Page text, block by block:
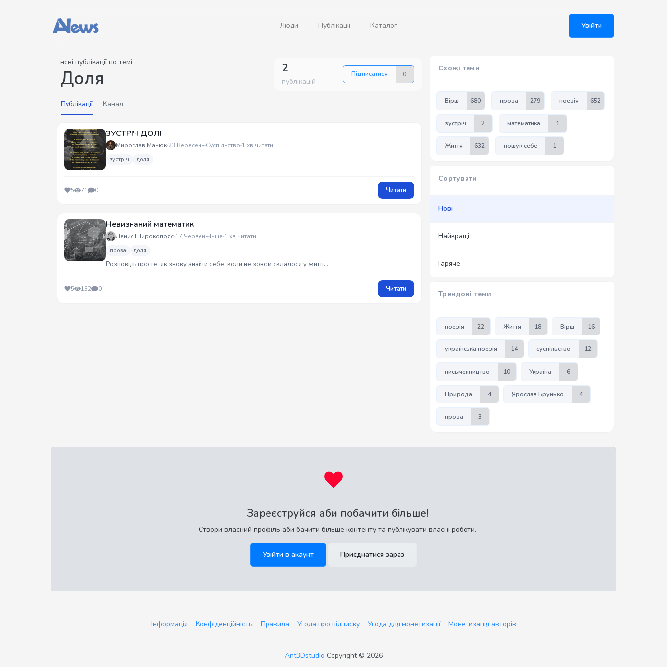
Люди Публікації Каталог Увійти
нові публікації по темі
Доля 2
публікацій
Підписатися 0
Публікації Канал
ЗУСТРІЧ ДОЛІ
Мирослав Манюк 23 Вересень Суспільство 1 хв читати
зустріч доля
5 71 0 Читати
Невизнаний математик
Денис Широкопояс 17 Червень Інше 1 хв читати
проза доля
Розповідь про те, як знову знайти себе, коли не зовсім склалося у житті...
5 132 0 Читати
Схожі теми
Вірш 680 проза 279 поезія 652
зустріч 2 математика 1
Життя 632 пошук себе 1
Сортувати
Нові
Найкращі
Гаряче
Трендові теми
поезія 22 Життя 18 Вірш 16
українська поезія 14 суспільство 12
письменництво 10 Україна 6
Природа 4 Ярослав Брунько 4
проза 3
Зареєструйся аби побачити більше!
Створи власний профіль аби бачити більше контенту та публікувати власні роботи.
Увійти в акаунт Приєднатися зараз
Інформація Конфіденційність Правила Угода про підписку Угода для монетизації Монетизація авторів
Ant3Dstudio Copyright © 2026